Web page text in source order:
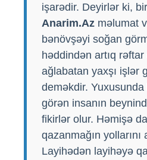
işarədir. Deyirlər ki,
Anarim.Az məlumat
bənövşəyi soğan
həddindən artıq
ağlabatan yaxşı işlər
deməkdir.
görən insanın
fikirlər olur. Həmişə
qazanmağın yollarını
Layihədən layihəyə